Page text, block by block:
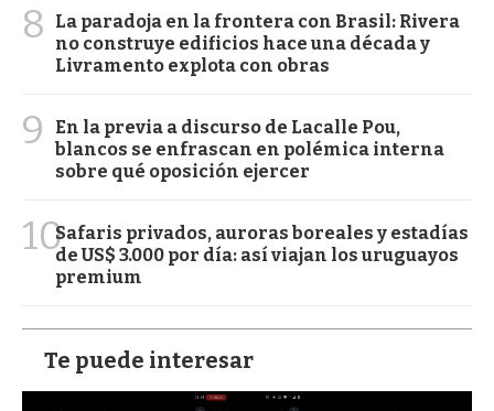
8
La paradoja en la frontera con Brasil: Rivera
no construye edificios hace una década y
Livramento explota con obras
9
En la previa a discurso de Lacalle Pou,
blancos se enfrascan en polémica interna
sobre qué oposición ejercer
10Safaris privados, auroras boreales y estadías
de US$ 3.000 por día: así viajan los uruguayos
premium
Te puede interesar